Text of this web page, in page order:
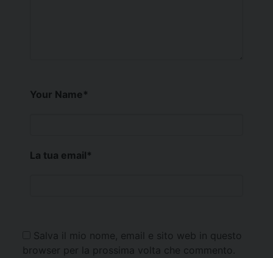
Your Name*
La tua email*
Salva il mio nome, email e sito web in questo
browser per la prossima volta che commento.